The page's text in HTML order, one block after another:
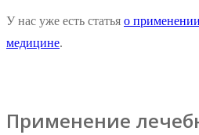
У нас уже есть статья о
медицине.
Применение